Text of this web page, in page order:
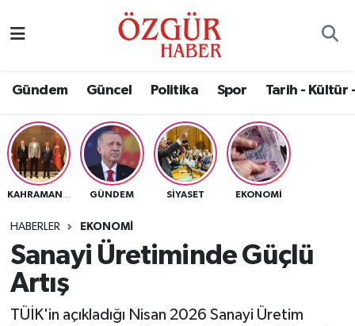
Gündem Güncel Politika Spor Tarih - Kültür
GÜNDEM SIYASET EKONOMI
HABERLER EKONOMI
Sanayi Üretiminde Güçlü
Artış
TÜİK'in açıkladığı Nisan 2026 Sanayi Üretim
Eğitim
Ekonomi
Güncel
Gündem
Nöbetçi Eczaneler
Namaz Vakitleri
Trafik Durumu
Süper Lig Puan Durumu ve Fikstür
Tüm Manşetler